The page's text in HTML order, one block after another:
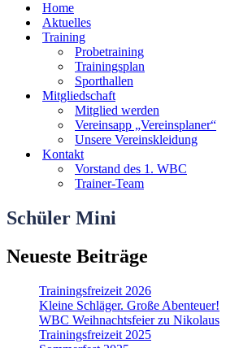
Home
Aktuelles
Training
Probetraining
Trainingsplan
Sporthallen
Mitgliedschaft
Mitglied werden
Vereinsapp „Vereinsplaner“
Unsere Vereinskleidung
Kontakt
Vorstand des 1. WBC
Trainer-Team
Schüler Mini
Neueste Beiträge
Trainingsfreizeit 2026
Kleine Schläger. Große Abenteuer!
WBC Weihnachtsfeier zu Nikolaus
Trainingsfreizeit 2025